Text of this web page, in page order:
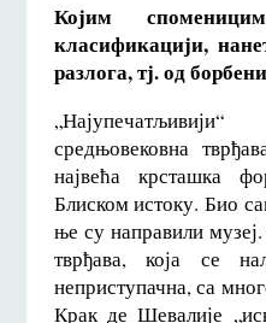
Којим
класификацији,
разлога, тј. од
средњовековна
највећа крсташка
Блиском истоку. Био
ње су направили
тврђава, која се
неприступачна, са
Крак де Шевалије